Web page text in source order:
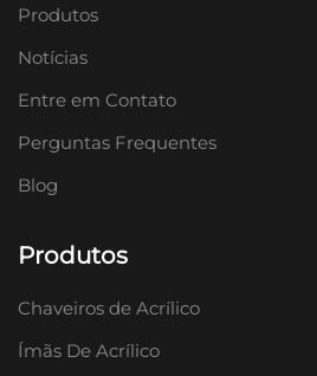
Produtos
Notícias
Entre em Contato
Perguntas Frequentes
Blog
Produtos
Chaveiros de Acrílico
Ímãs De Acrílico